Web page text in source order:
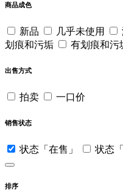
商品成色
新品 几乎未使用
划痕和污垢
有划痕和污
出售方式
拍卖 一口价
销售状态
状态「在售」 状态
排序